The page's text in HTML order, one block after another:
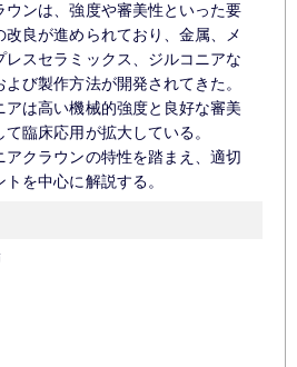
ウンは、強度や審美性といった要
良が進められており、金属、メ
レスセラミックス、ジルコニアな
び製作方法が開発されてきた。
は高い機械的強度と良好な審美
臨床応用が拡大している。
クラウンの特性を踏まえ、適切
を中心に解説する。